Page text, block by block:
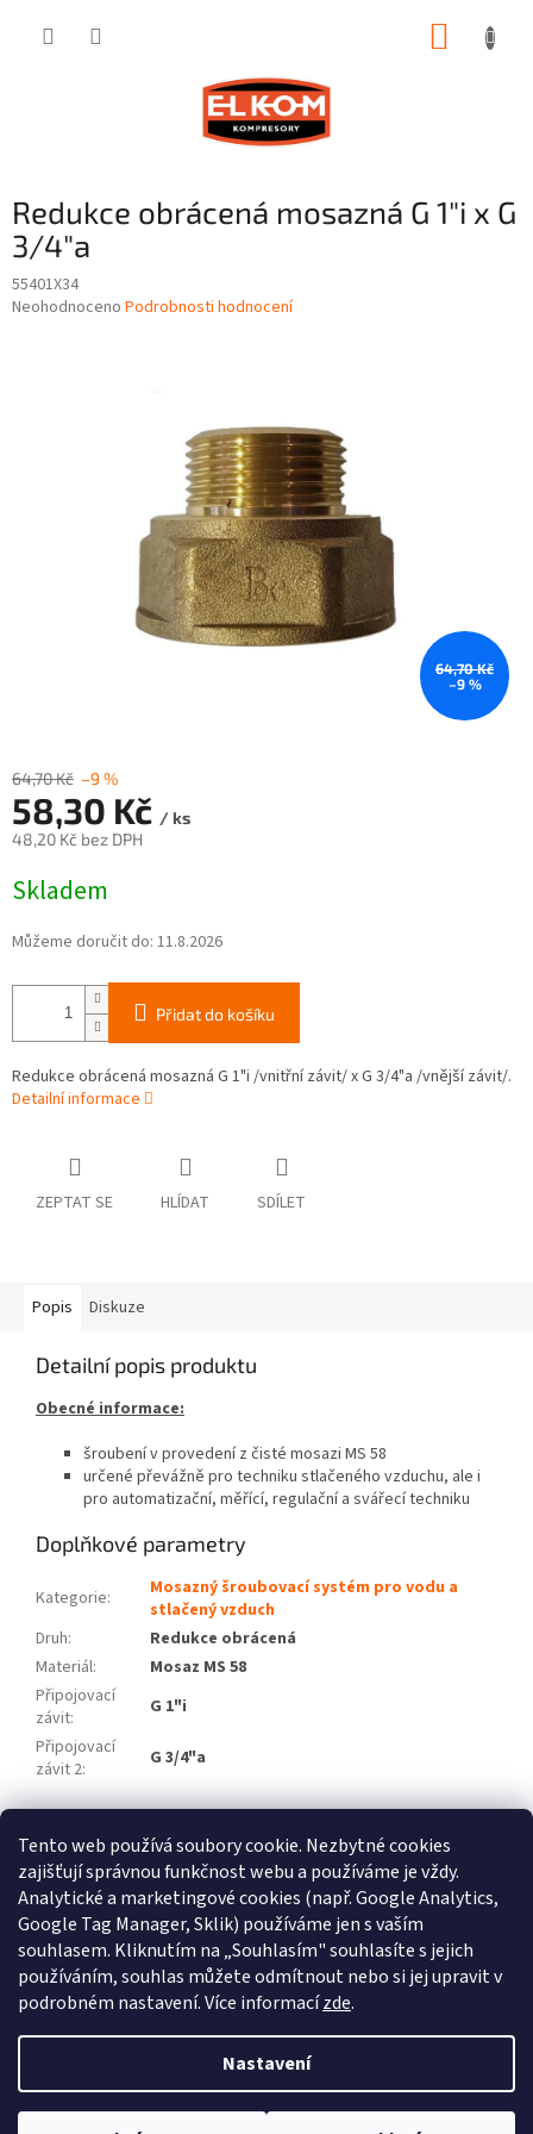
Tento web používá soubory cookie. Nezbytné cookies
zajišťují správnou funkčnost webu a používáme je vždy.
Analytické a marketingové cookies (např. Google Analytics,
Google Tag Manager, Sklik) používáme jen s vaším
souhlasem. Kliknutím na „Souhlasím" souhlasíte s jejich
používáním, souhlas můžete odmítnout nebo si jej upravit v
podrobném nastavení. Více informacízde.
Nastavení
Redukce obrácená mosazná G 1"i x G
3/4"a
55401X34
Průměrné
Neohodnoceno Podrobnosti hodnocení
64,70 Kč
–9 %
64,70 Kč –9 %
58,30 Kč / ks
48,20 Kč bez DPH
cena:
Skladem
Můžeme doručit do: 11.8.2026
Přidat do košíku
Redukce obrácená mosazná G 1"i /vnitřní závit/ x G 3/4"a /vnější závit/.
Detailní informace
ZEPTAT SE HLÍDAT SDÍLET
Popis Diskuze
Detailní popis produktu
Obecné informace:
šroubení v provedení z čisté mosazi MS 58
určené převážně pro techniku stlačeného vzduchu, ale i
pro automatizační, měřící, regulační a svářecí techniku
Doplňkové parametry
Kategorie:
Mosazný šroubovací systém pro vodu a
stlačený vzduch
Druh:
Redukce obrácená
Materiál:
Mosaz MS 58
Připojovací
závit:
G 1"i
Připojovací
závit 2: G 3/4"a
Atlas Copco Schneider Airsystems ATMOS BEKO Technologies
METAL WORK Pneumatic Inaircom
Atlas Copco
Copyright 2026ELKOM - kompresory s.r.o.. Všechna práva